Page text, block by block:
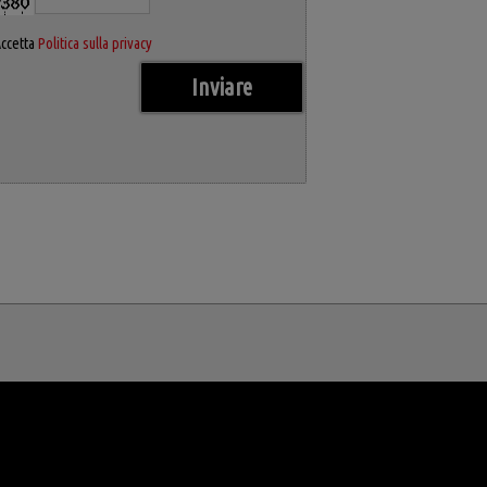
Politica sulla privacy